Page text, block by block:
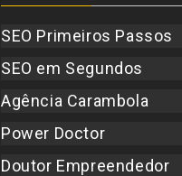
SEO Primeiros Passos
SEO em Segundos
Agência Carambola
Power Doctor
Doutor Empreendedor